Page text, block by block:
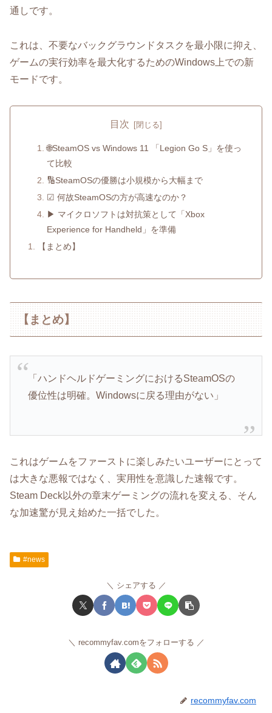
通しです。
これは、不要なバックグラウンドタスクを最小限に抑え、
ゲームの実行効率を最大化するためのWindows上での新
モードです。
目次
🌐SteamOS vs Windows 11 「Legion Go S」を使っ
て比較
🔢SteamOSの優勝は小規模から大幅まで
☑ 何故SteamOSの方が高速なのか？
▶ マイクロソフトは対抗策として「Xbox
Experience for Handheld」を準備
【まとめ】
【まとめ】
「ハンドヘルドゲーミングにおけるSteamOSの
優位性は明確。Windowsに戻る理由がない」
これはゲームをファーストに楽しみたいユーザーにとって
は大きな悪報ではなく、実用性を意識した速報です。
Steam Deck以外の章末ゲーミングの流れを変える、そん
な加速驚が見え始めた一括でした。
#news
シェアする
recommyfav.comをフォローする
recommyfav.com